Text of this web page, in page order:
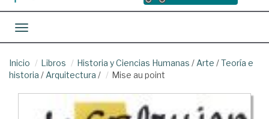
Toggle navigation
Inicio Libros Historia y Ciencias Humanas / Arte /Teoría e
historia / Arquitectura / Mise au point